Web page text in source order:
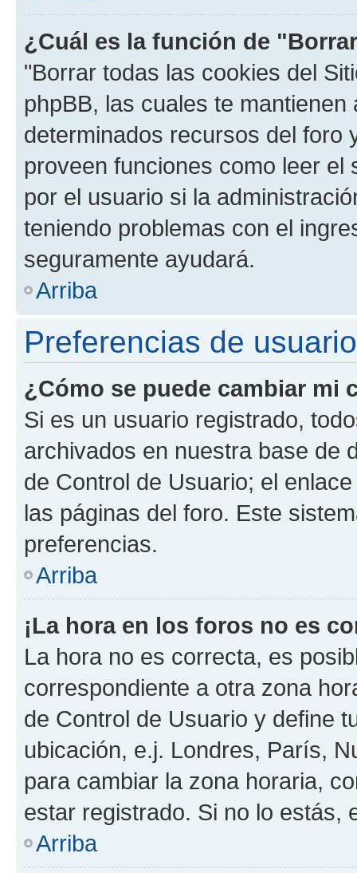
¿Cuál es la función de
"Borrar todas las cookies del
phpBB, las cuales te
determinados recursos del foro
proveen funciones como leer el
por el usuario si la
teniendo problemas con el
seguramente ayudará.
Arriba
Preferencias de
¿Cómo se puede cambiar mi
Si es un usuario registrado,
archivados en nuestra base de
de Control de Usuario; el
las páginas del foro. Este
preferencias.
Arriba
¡La hora en los foros no es
La hora no es correcta, es
correspondiente a otra zona
de Control de Usuario y define
ubicación, e.j. Londres, París,
para cambiar la zona horaria,
estar registrado. Si no lo estás,
Arriba